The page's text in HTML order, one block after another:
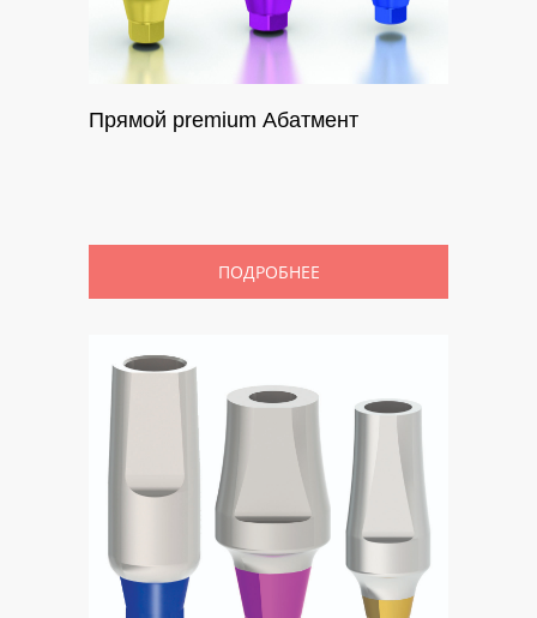
Прямой premium Абатмент
ПОДРОБНЕЕ